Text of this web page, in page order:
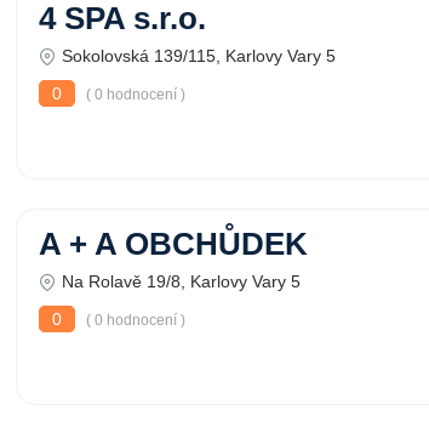
4 SPA s.r.o.
Sokolovská 139/115, Karlovy Vary 5
0
( 0 hodnocení )
A + A OBCHŮDEK
Na Rolavě 19/8, Karlovy Vary 5
0
( 0 hodnocení )